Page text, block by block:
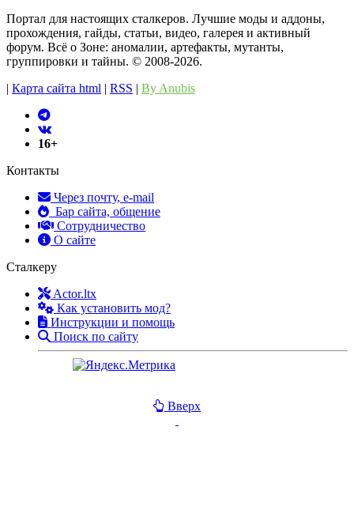
Портал для настоящих сталкеров. Лучшие моды и аддоны,
прохождения, гайды, статьи, видео, галерея и активный
форум. Всё о Зоне: аномалии, артефакты, мутанты,
группировки и тайны. ©️ 2008-2026.
| Карта сайта html | RSS | By Anubis
16+
Контакты
Через почту, e-mail
Бар сайта, общение
Сотрудничество
О сайте
Сталкеру
Actor.ltx
Как установить мод?
Инструкции и помощь
Поиск по сайту
Вверх